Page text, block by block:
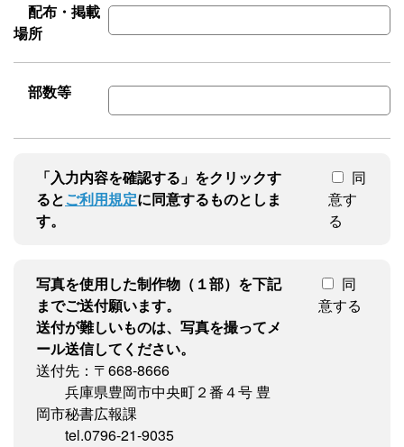
配布・掲載
場所
部数等
「入力内容を確認する」をクリックす
るとご利用規定に同意するものとしま
す。
同
意す
る
写真を使用した制作物（１部）を下記
までご送付願います。
送付が難しいものは、写真を撮ってメ
ール送信してください。
送付先：〒668-8666
兵庫県豊岡市中央町２番４号 豊
岡市秘書広報課
tel.0796-21-9035
同
意する